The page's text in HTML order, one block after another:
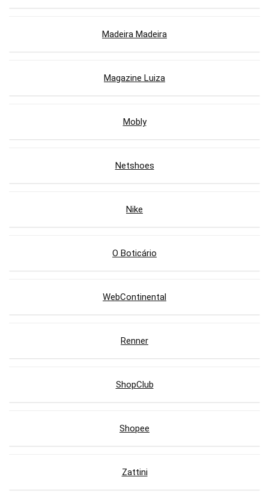
Madeira Madeira
Magazine Luiza
Mobly
Netshoes
Nike
O Boticário
WebContinental
Renner
ShopClub
Shopee
Zattini